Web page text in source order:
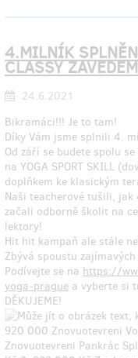
4.MILNÍK
CLASSY
24.6.2021
Bikramáci!!! Je to tam!
Díky Vám jsme splnili 4.
Od září se budete spolu
na YOGA SPORT SKILL
doplňkem ke klasickým
Naši teacherové tušili,
začali odborně školit na
lektory!
Hit hit kampaň ale stále
Zbývá spoustu zajímavých
Podívejte se na https://
yoga-prague a vyberte si
DĚKUJEME!